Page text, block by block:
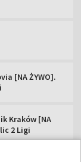
[NA ŻYWO].
Kraków [NA
2 Ligi